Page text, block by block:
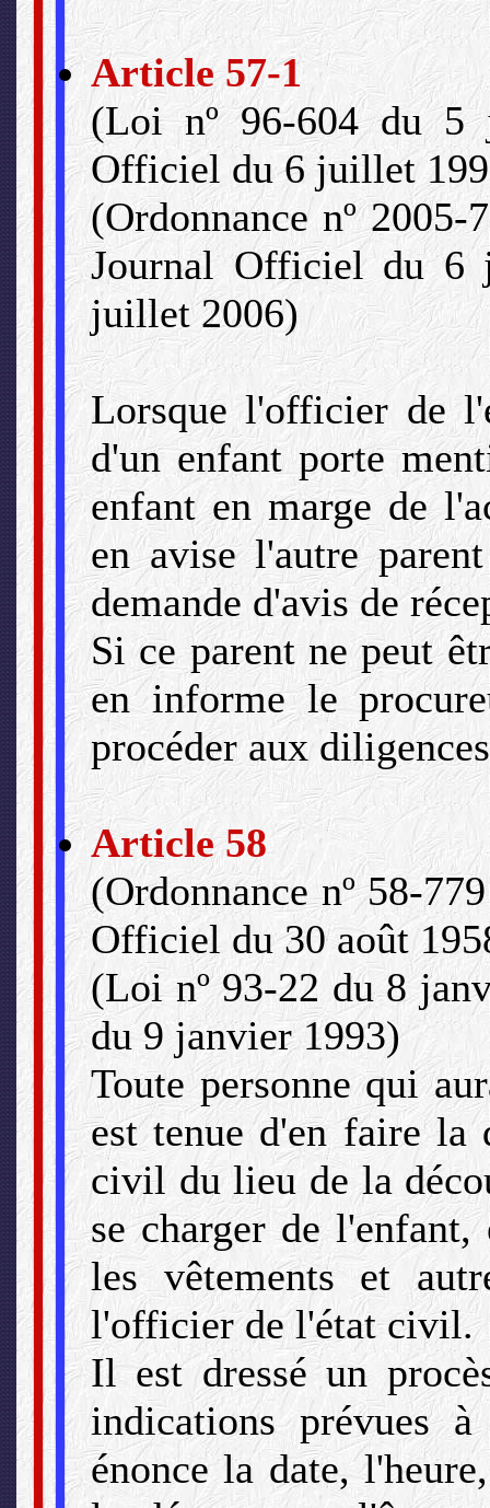
Article 57-1
(Loi nº 96-604 du
Officiel du 6 juillet
(Ordonnance nº
Journal Officiel du 6
juillet 2006)
Lorsque l'officier de
d'un enfant porte
enfant en marge de
en avise l'autre
demande d'avis de
Si ce parent ne peut
en informe le
procéder aux
Article 58
(Ordonnance nº 58-
Officiel du 30 août
(Loi nº 93-22 du 8
du 9 janvier 1993)
Toute personne qui
est tenue d'en faire
civil du lieu de la
se charger de
les vêtements et
l'officier de l'état civil.
Il est dressé un
indications prévues
énonce la date,